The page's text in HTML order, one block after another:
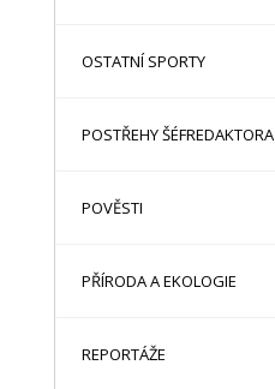
OSTATNÍ SPORTY
POSTŘEHY ŠÉFREDAKTORA
POVĚSTI
PŘÍRODA A EKOLOGIE
REPORTÁŽE